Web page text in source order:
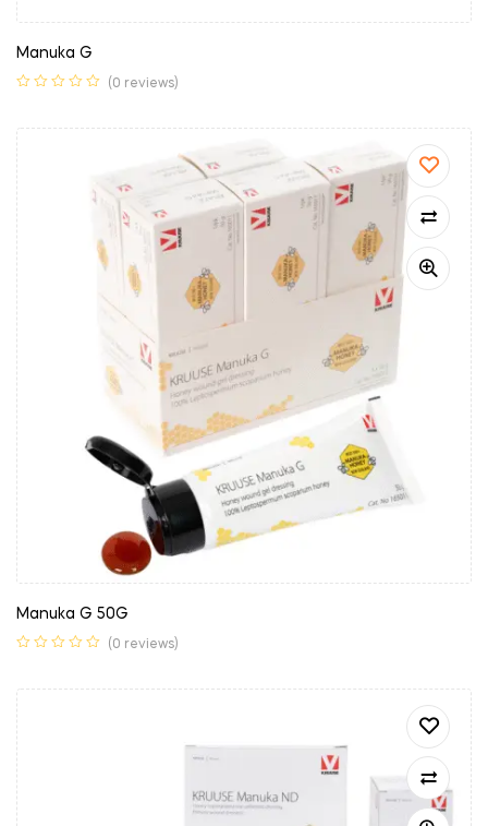
Manuka G
(0 reviews)
Manuka G 50G
(0 reviews)